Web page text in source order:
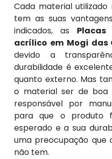
Cada material
tem as suas
indicados, as
acrílico em Mogi das
devido a
durabilidade é
quanto externo. Mas
o material ser de boa
responsável por
para que o produto
esperado e a sua
uma preocupação que
não tem.